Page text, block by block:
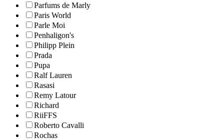
Parfums de Marly
Paris World
Parle Moi
Penhaligon's
Philipp Plein
Prada
Pupa
Ralf Lauren
Rasasi
Remy Latour
Richard
RiiFFS
Roberto Cavalli
Rochas